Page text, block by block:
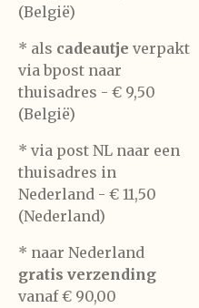
(België)
* als cadeautje verpakt
via bpost naar
thuisadres - € 9,50
(België)
* via post NL naar een
thuisadres in
Nederland - € 11,50
(Nederland)
* naar Nederland
gratis verzending
vanaf € 90,00